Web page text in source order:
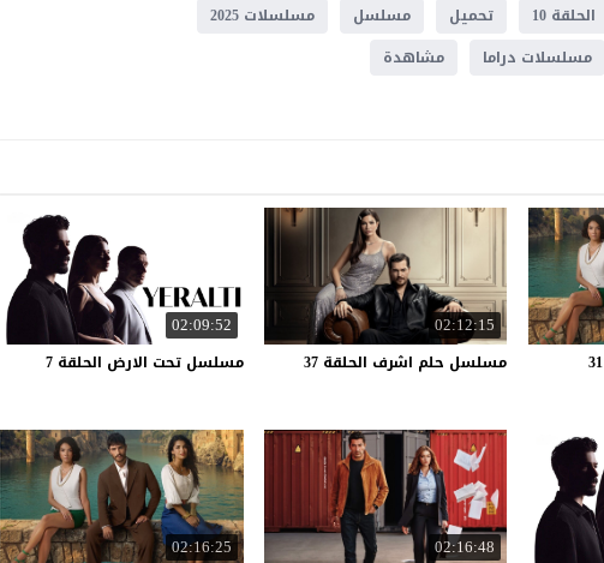
الحلقة 10 تحميل مسلسل
مسلسلات 2025
مسلسلات دراما مشاهدة
31
02:12:15
مسلسل حلم اشرف الحلقة 37
02:09:52
مسلسل تحت الارض الحلقة 7
02:16:48
02:16:25